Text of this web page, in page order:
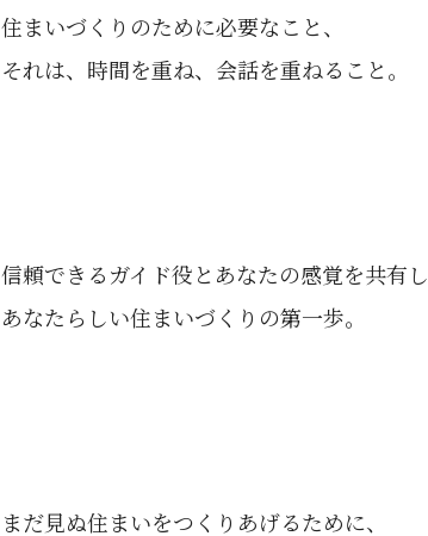
住まいづくりのために必要なこと、
それは、時間を重ね、会話を重ねること。
信頼できるガイド役とあなたの感覚を共有
あなたらしい住まいづくりの第一歩。
まだ見ぬ住まいをつくりあげるために、